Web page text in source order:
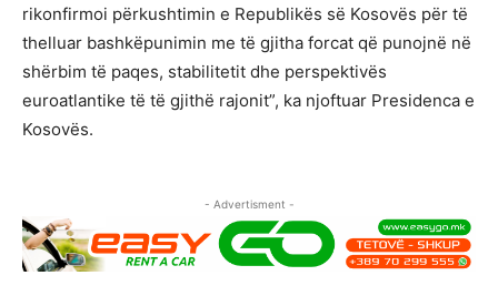
rikonfirmoi përkushtimin e Republikës së Kosovës për të
thelluar bashkëpunimin me të gjitha forcat që punojnë në
shërbim të paqes, stabilitetit dhe perspektivës
euroatlantike të të gjithë rajonit”, ka njoftuar Presidenca e
Kosovës.
- Advertisment -